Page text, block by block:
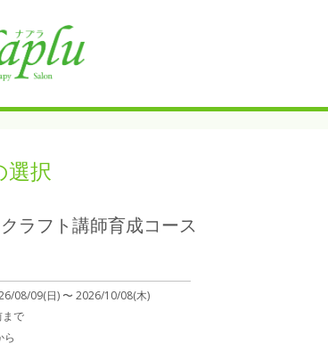
選択
ラフト講師育成コース
08/09(日) 〜2026/10/08(木)
まで
ら